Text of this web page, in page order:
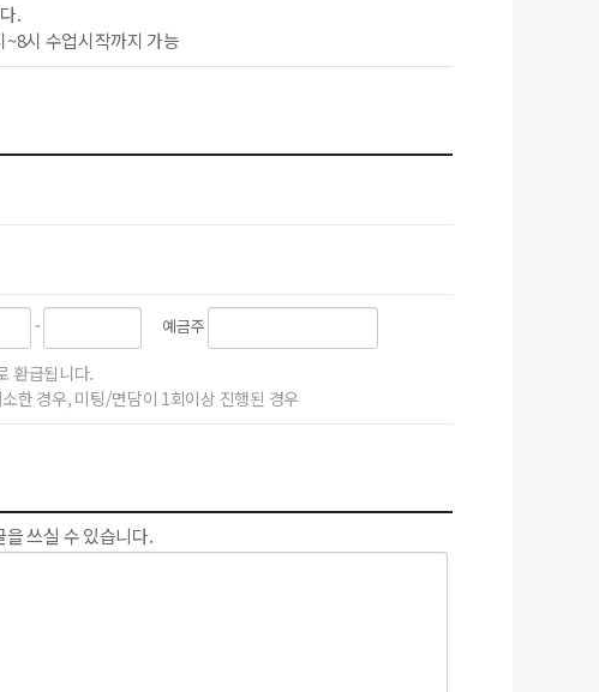
.
시 수업시작까지 가능
- 예금주
환급됩니다.
한 경우, 미팅/면담이 1회이상 진행된 경우
쓰실 수 있습니다.